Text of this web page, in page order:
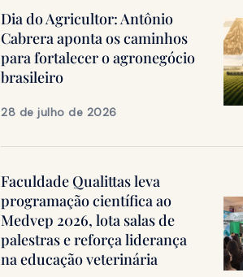
Dia do Agricultor: Antônio
Cabrera aponta os caminhos
para fortalecer o agronegócio
brasileiro
28 de julho de 2026
Faculdade Qualittas leva
programação científica ao
Medvep 2026, lota salas de
palestras e reforça liderança
na educação veterinária